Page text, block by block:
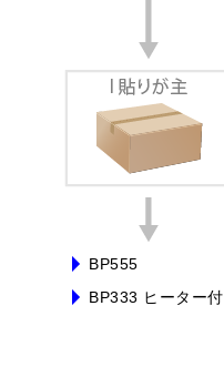
BP555
BP333 ヒーター付